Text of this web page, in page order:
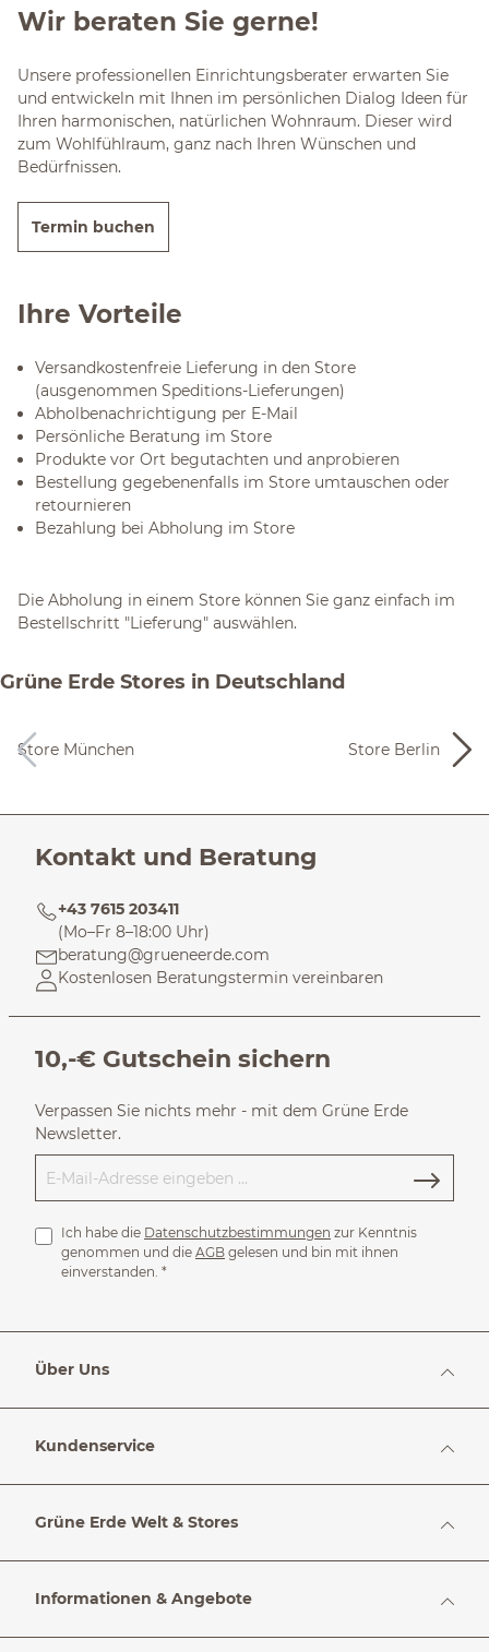
Wir beraten Sie gerne!
Unsere professionellen Einrichtungsberater erwarten Sie
und entwickeln mit Ihnen im persönlichen Dialog Ideen für
Ihren harmonischen, natürlichen Wohnraum. Dieser wird
zum Wohlfühlraum, ganz nach Ihren Wünschen und
Bedürfnissen.
Termin buchen
Ihre Vorteile
Versandkostenfreie Lieferung in den Store
(ausgenommen Speditions-Lieferungen)
Abholbenachrichtigung per E-Mail
Persönliche Beratung im Store
Produkte vor Ort begutachten und anprobieren
Bestellung gegebenenfalls im Store umtauschen oder
retournieren
Bezahlung bei Abholung im Store
Die Abholung in einem Store können Sie ganz einfach im
Bestellschritt "Lieferung" auswählen.
Grüne Erde Stores in Deutschland
Store München Store Berlin
Kontakt und Beratung
+43 7615 203411
(Mo–Fr 8–18:00 Uhr)
beratung@grueneerde.com
Kostenlosen Beratungstermin vereinbaren
10,-€ Gutschein sichern
Verpassen Sie nichts mehr - mit dem Grüne Erde
Newsletter.
Ich habe die Datenschutzbestimmungen zur Kenntnis
genommen und die AGB gelesen und bin mit ihnen
einverstanden. *
Über Uns
Kundenservice
Grüne Erde Welt & Stores
Informationen & Angebote